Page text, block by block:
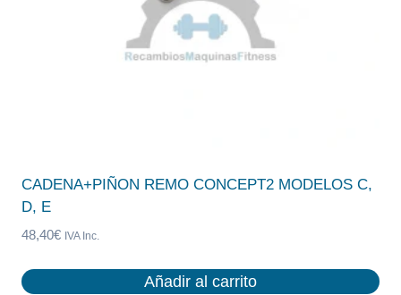
CADENA+PIÑON REMO CONCEPT2 MODELOS C,
D, E
48,40€ IVA Inc.
Añadir al carrito